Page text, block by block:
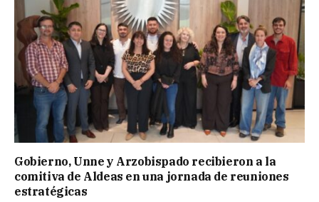
Gobierno, Unne y Arzobispado recibieron a la
comitiva de Aldeas en una jornada de reuniones
estratégicas